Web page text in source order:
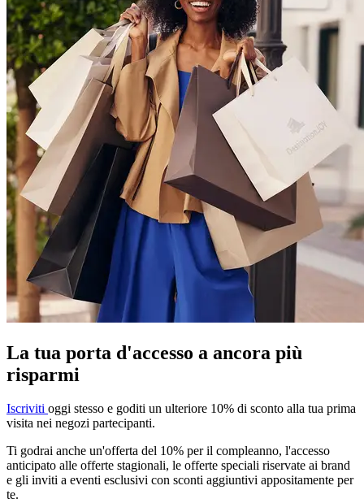
La tua porta d'accesso a ancora più
risparmi
Iscriviti oggi stesso e goditi un ulteriore 10% di sconto alla tua prima
visita nei negozi partecipanti.
Ti godrai anche un'offerta del 10% per il compleanno, l'accesso
anticipato alle offerte stagionali, le offerte speciali riservate ai brand
e gli inviti a eventi esclusivi con sconti aggiuntivi appositamente per
te.